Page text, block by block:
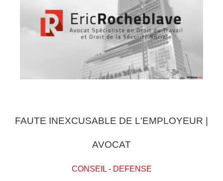
FAUTE INEXCUSABLE DE L'EMPLOYEUR |
AVOCAT
CONSEIL- DEFENSE